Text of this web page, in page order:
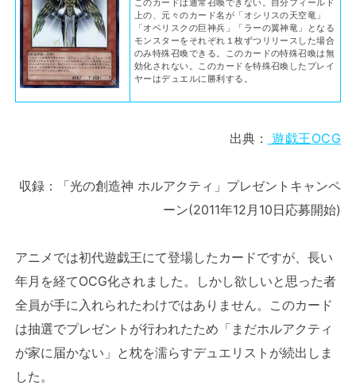
このカードは通常召喚できない。自分フィールド
上の、元々のカード名が「オシリスの天空竜」
「オベリスクの巨神兵」「ラーの翼神竜」となる
モンスターをそれぞれ１枚ずつリリースした場合
のみ特殊召喚できる。このカードの特殊召喚は無
効化されない。このカードを特殊召喚したプレイ
ヤーはデュエルに勝利する。
出典： 遊戯王OCG
収録：「光の創造神 ホルアクティ」プレゼントキャンペ
ーン(2011年12月10日応募開始)
アニメでは初代遊戯王にて登場したカードですが、長い
年月を経てOCG化されました。しかし欲しいと思った者
全員が手に入れられたわけではありません。このカード
は抽選でプレゼントが行われたため「まだホルアクティ
が家に届かない」と枕を濡らすデュエリストが続出しま
した。